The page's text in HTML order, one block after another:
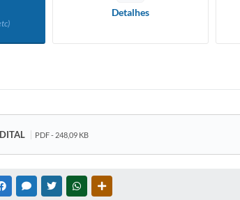
Detalhes
PDF - 248,09 KB
FACEBOOKMESSENGER
TWITTERWHATSAPP